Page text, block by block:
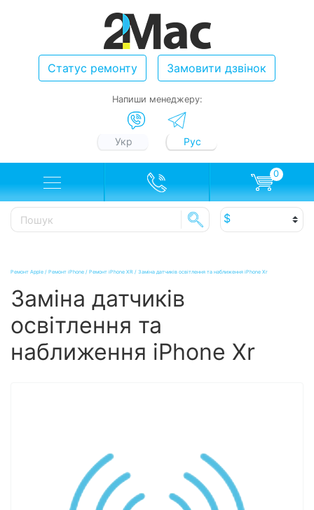
Статус ремонту Замовити дзвінок
Напиши менеджеру:
Укр Рус
0
Ремонт Apple / Ремонт iPhone / Ремонт iPhone XR / Заміна датчиків освітлення та наближення iPhone Xr
Заміна датчиків
освітлення та
наближення iPhone Xr